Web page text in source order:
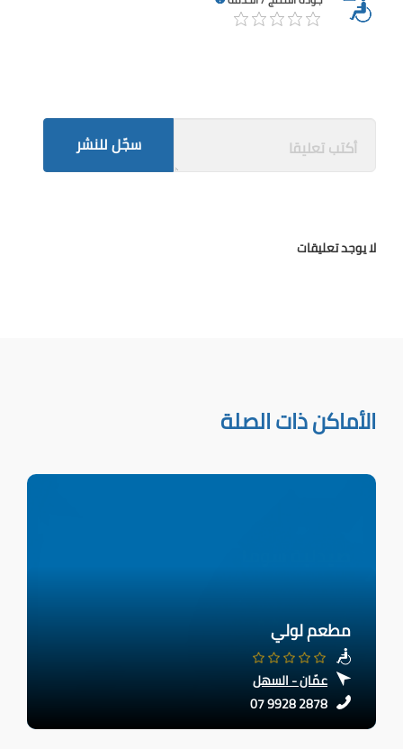
سجّل للنشر
لا يوجد تعليقات
الأماكن ذات الصلة
مطعم لولي
عمّان - السهل
07 9928 2878